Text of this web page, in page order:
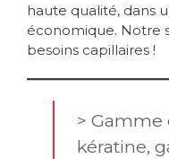
haute qualité, dans
économique. Notre
besoins capillaires !
>
kératine,